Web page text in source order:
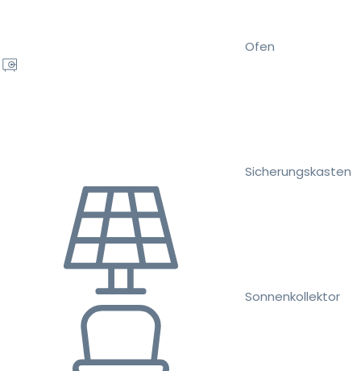
Ofen
Sicherungskasten
Sonnenkollektor